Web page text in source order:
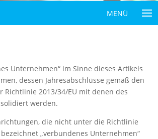
Unternehmen“ im Sinne dieses Artikels
dessen Jahresabschlüsse gemäß den
Richtlinie 2013/34/EU mit denen des
werden.
die nicht unter die Richtlinie
„verbundenes Unternehmen“